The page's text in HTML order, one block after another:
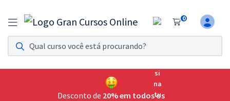
0
Assinatura Ilimitada 11
Acesso a todos os cursos. Teste grátis por 7 dias!
Assinatura OAB Até Passar
Acesso ilimitado a toda preparação para o Exame da
Desconto de 20% em todos os